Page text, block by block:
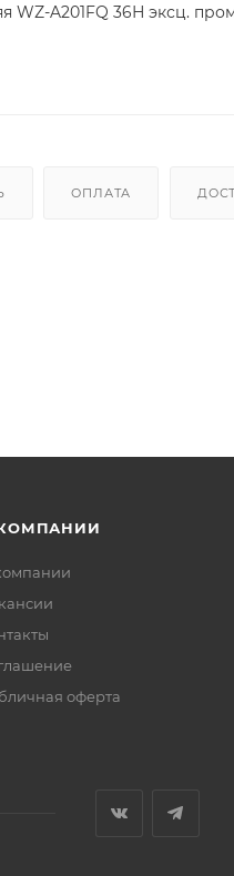
WZ-A201FQ 36Н эксц.
ОПЛАТА
оферта